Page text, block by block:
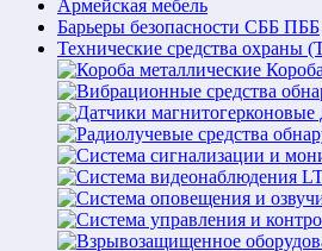
Армейская мебель
Барьеры безопасности СББ ПББ
Технические средства охраны